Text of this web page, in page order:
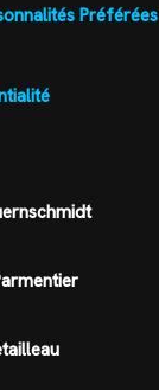
Préférées